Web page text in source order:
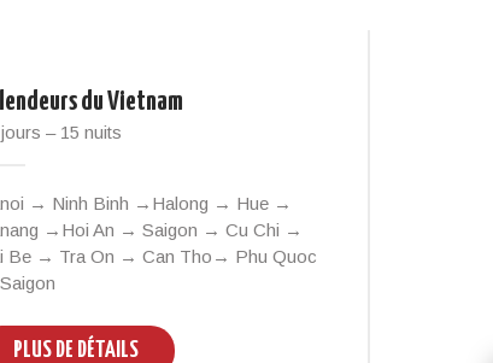
du Vietnam
– 15 nuits
→ Ninh Binh →Halong → Hue →
→Hoi An → Saigon → Cu Chi →
Be → Tra On → Can Tho→ Phu Quoc
PLUS DE DÉTAILS